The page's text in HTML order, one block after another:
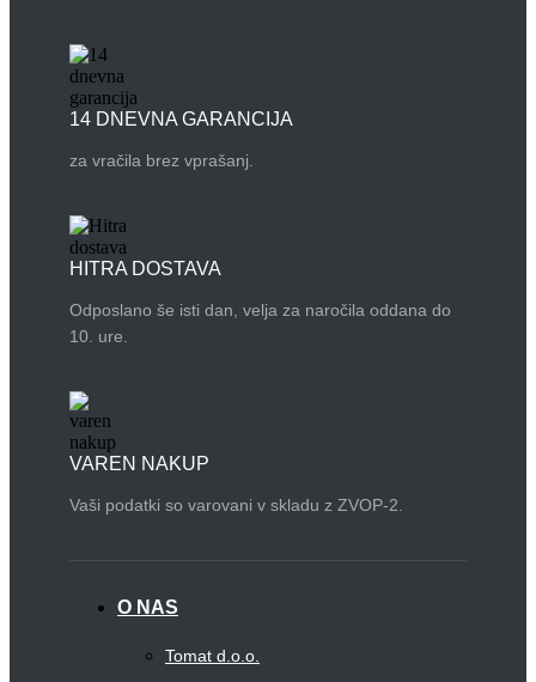
14 DNEVNA GARANCIJA
za vračila brez vprašanj.
HITRA DOSTAVA
Odposlano še isti dan, velja za naročila oddana do
10. ure.
VAREN NAKUP
Vaši podatki so varovani v skladu z ZVOP-2.
O NAS
Tomat d.o.o.